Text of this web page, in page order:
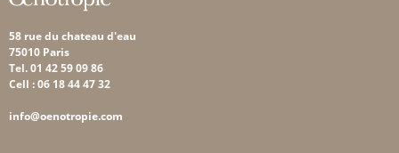
58 rue du chateau d'eau
75010 Paris
Tel. 01 42 59 09 86
Cell : 06 18 44 47 32
info@oenotropie.com